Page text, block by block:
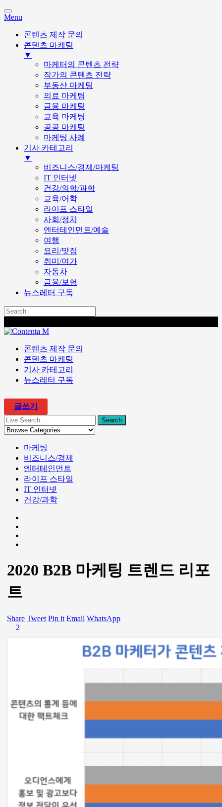
Menu
콘텐츠 제작 문의
콘텐츠 마케팅
▼
마케터의 콘텐츠 전략
작가의 콘텐츠 전략
부동산 마케팅
의료 마케팅
금융 마케팅
교육 마케팅
공공 마케팅
마케팅 사례
기사 카테고리
▼
비즈니스/경제/마케팅
IT 인터넷
건강/의학/과학
교육/어학
라이프 스타일
사회/정치
엔터테인먼트/예술
여행
요리/맛집
취미/여가
자동차
금융/보험
뉴스레터 구독
콘텐츠 제작 문의
콘텐츠 마케팅
기사 카테고리
뉴스레터 구독
글쓰기
마케팅
비즈니스/경제
엔터테인먼트
라이프 스타일
IT 인터넷
건강/과학
2020 B2B 마케팅 트렌드 리포
트
Share Tweet Pin it Email WhatsApp
2